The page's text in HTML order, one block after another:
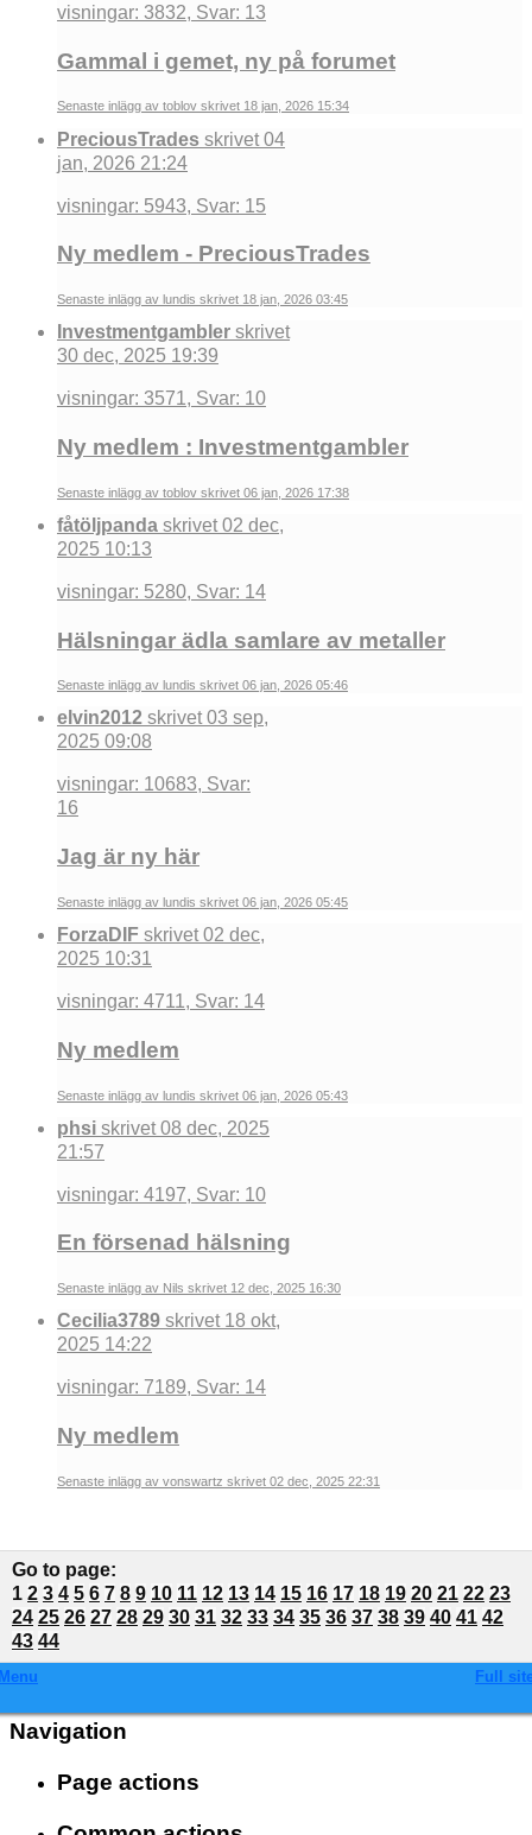
visningar: 3832, Svar: 13
Gammal i gemet, ny på forumet
Senaste inlägg av toblov skrivet 18 jan, 2026 15:34
PreciousTrades skrivet 04
jan, 2026 21:24
visningar: 5943, Svar: 15
Ny medlem - PreciousTrades
Senaste inlägg av lundis skrivet 18 jan, 2026 03:45
Investmentgambler skrivet
30 dec, 2025 19:39
visningar: 3571, Svar: 10
Ny medlem : Investmentgambler
Senaste inlägg av toblov skrivet 06 jan, 2026 17:38
fåtöljpanda skrivet 02 dec,
2025 10:13
visningar: 5280, Svar: 14
Hälsningar ädla samlare av metaller
Senaste inlägg av lundis skrivet 06 jan, 2026 05:46
elvin2012 skrivet 03 sep,
2025 09:08
visningar: 10683, Svar:
16
Jag är ny här
Senaste inlägg av lundis skrivet 06 jan, 2026 05:45
ForzaDIF skrivet 02 dec,
2025 10:31
visningar: 4711, Svar: 14
Ny medlem
Senaste inlägg av lundis skrivet 06 jan, 2026 05:43
phsi skrivet 08 dec, 2025
21:57
visningar: 4197, Svar: 10
En försenad hälsning
Senaste inlägg av Nils skrivet 12 dec, 2025 16:30
Cecilia3789 skrivet 18 okt,
2025 14:22
visningar: 7189, Svar: 14
Ny medlem
Senaste inlägg av vonswartz skrivet 02 dec, 2025 22:31
Go to page:
1 2 3 4 5 6 7 8 9 10 11 12 13 14 15 16 17 18 19 20 21 22 23
24 25 26 27 28 29 30 31 32 33 34 35 36 37 38 39 40 41 42
43 44
Full
Navigation
Page actions